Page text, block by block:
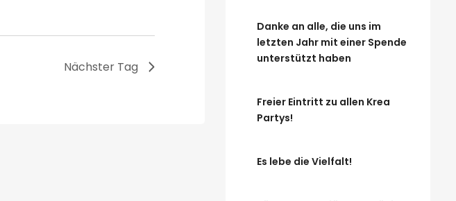
Nächster Tag
Danke an alle, die uns im
letzten Jahr mit einer Spende
unterstützt haben
Freier Eintritt zu allen Krea
Partys!
Es lebe die Vielfalt!